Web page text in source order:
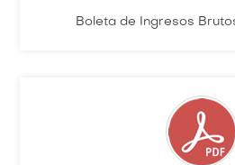
Boleta de Ingresos